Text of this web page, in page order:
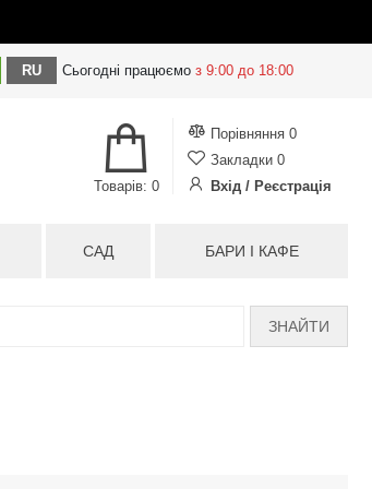
RU Сьогодні працюємо з 9:00 до 18:00
Порівняння 0
Закладки 0
Вхід / Реєстрація
Товарів: 0
САД БАРИ І КАФЕ
ЗНАЙТИ